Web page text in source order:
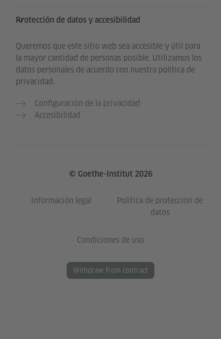
Protección de datos y accesibilidad
Queremos que este sitio web sea accesible y útil para
la mayor cantidad de personas posible. Utilizamos los
datos personales de acuerdo con nuestra política de
privacidad.
Configuración de la privacidad
Accesibilidad
© Goethe-Institut 2026
Información legal
Política de protección de
datos
Condiciones de uso
Withdraw from contract